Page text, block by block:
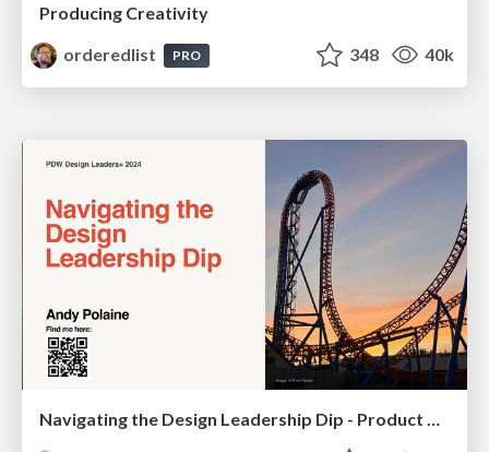
Producing Creativity
orderedlist
PRO 348 40k
Navigating the Design Leadership Dip - Product Design Week Design Leaders+ Conference 2024